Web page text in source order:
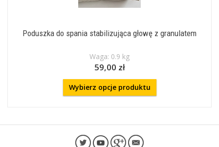
Poduszka do spania stabilizująca głowę z granulatem
Waga: 0.9 kg
59,00 zł
Wybierz opcje produktu